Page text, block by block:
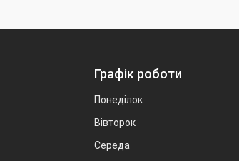
Графік роботи
Понеділок
Вівторок
Середа